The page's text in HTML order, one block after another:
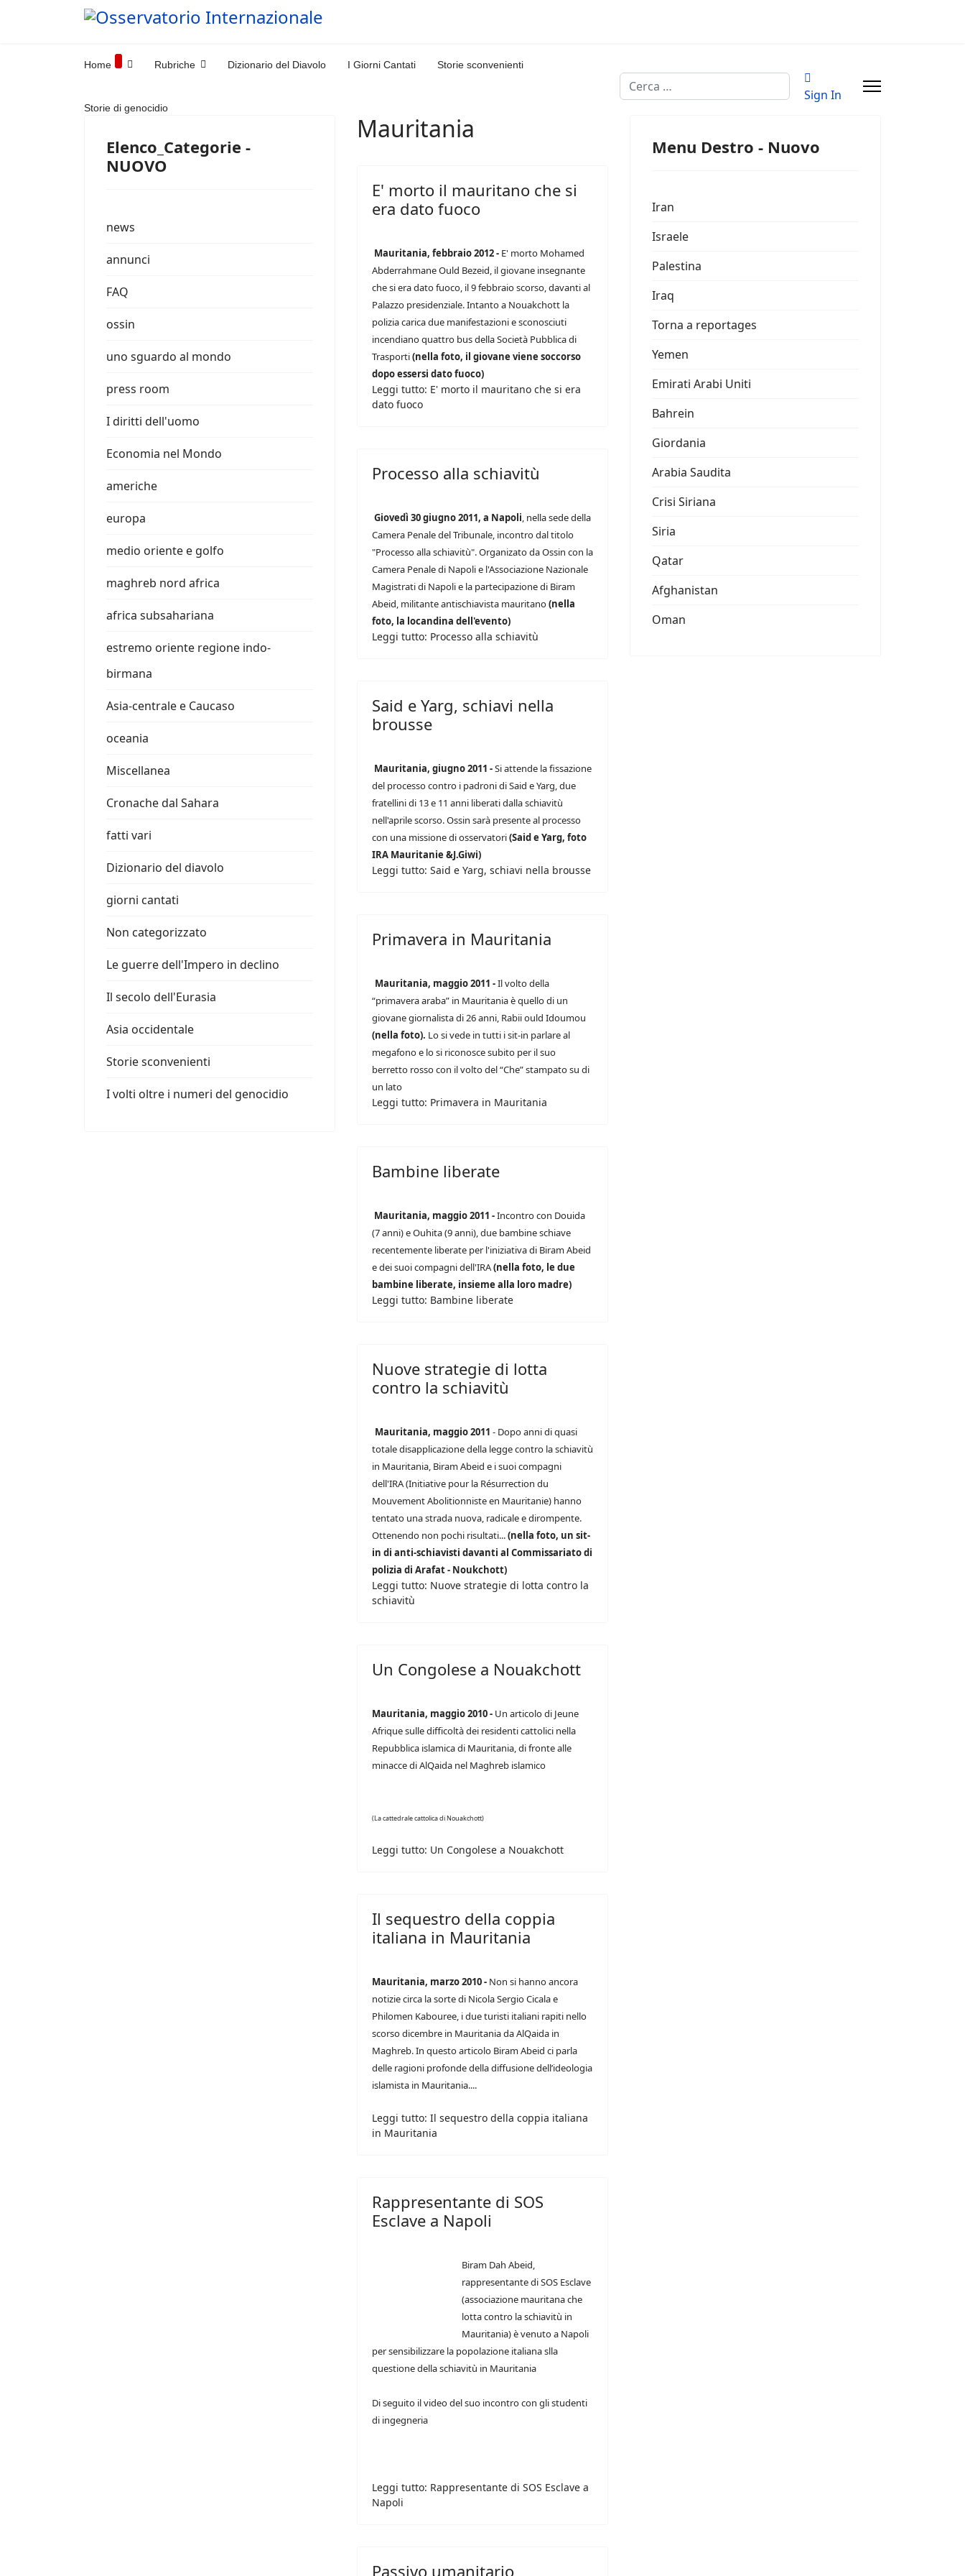
Home Rubriche Dizionario del Diavolo I Giorni Cantati Storie sconvenienti
Storie di genocidio
Cerca
Sign In
Elenco_Categorie -
NUOVO
news
annunci
FAQ
ossin
uno sguardo al mondo
press room
I diritti dell'uomo
Economia nel Mondo
americhe
europa
medio oriente e golfo
maghreb nord africa
africa subsahariana
estremo oriente regione indo-
birmana
Asia-centrale e Caucaso
oceania
Miscellanea
Cronache dal Sahara
fatti vari
Dizionario del diavolo
giorni cantati
Non categorizzato
Le guerre dell'Impero in declino
Il secolo dell'Eurasia
Asia occidentale
Storie sconvenienti
I volti oltre i numeri del genocidio
Mauritania
E' morto il mauritano che si
era dato fuoco
Mauritania, febbraio 2012 - E' morto Mohamed
Abderrahmane Ould Bezeid, il giovane insegnante
che si era dato fuoco, il 9 febbraio scorso, davanti al
Palazzo presidenziale. Intanto a Nouakchott la
polizia carica due manifestazioni e sconosciuti
incendiano quattro bus della Società Pubblica di
Trasporti(nella foto, il giovane viene soccorso
dopo essersi dato fuoco)
Leggi tutto: E' morto il mauritano che si era
dato fuoco
Processo alla schiavitù
Giovedì 30 giugno 2011, a Napoli, nella sede della
Camera Penale del Tribunale, incontro dal titolo
"Processo alla schiavitù". Organizato da Ossin con la
Camera Penale di Napoli e l'Associazione Nazionale
Magistrati di Napoli e la partecipazione di Biram
Abeid, militante antischiavista mauritano(nella
foto, la locandina dell'evento)
Leggi tutto: Processo alla schiavitù
Said e Yarg, schiavi nella
brousse
Mauritania, giugno 2011 -Si attende la fissazione
del processo contro i padroni di Said e Yarg, due
fratellini di 13 e 11 anni liberati dalla schiavitù
nell'aprile scorso. Ossin sarà presente al processo
con una missione di osservatori(Said e Yarg, foto
IRA Mauritanie &J.Giwi)
Leggi tutto: Said e Yarg, schiavi nella brousse
Primavera in Mauritania
Mauritania, maggio 2011 -Il volto della
“primavera araba” in Mauritania è quello di un
giovane giornalista di 26 anni, Rabii ould Idoumou
(nella foto). Lo si vede in tutti i sit-in parlare al
megafono e lo si riconosce subito per il suo
berretto rosso con il volto del “Che” stampato su di
un lato
Leggi tutto: Primavera in Mauritania
Bambine liberate
Mauritania, maggio 2011 -Incontro con Douida
(7 anni) e Ouhita (9 anni), due bambine schiave
recentemente liberate per l'iniziativa di Biram Abeid
e dei suoi compagni dell'IRA(nella foto, le due
bambine liberate, insieme alla loro madre)
Leggi tutto: Bambine liberate
Nuove strategie di lotta
contro la schiavitù
Mauritania, maggio 2011 - Dopo anni di quasi
totale disapplicazione della legge contro la schiavitù
in Mauritania, Biram Abeid e i suoi compagni
dell'IRA (Initiative pour la Résurrection du
Mouvement Abolitionniste en Mauritanie) hanno
tentato una strada nuova, radicale e dirompente.
Ottenendo non pochi risultati...(nella foto, un sit-
in di anti-schiavisti davanti al Commissariato di
polizia di Arafat - Noukchott)
Leggi tutto: Nuove strategie di lotta contro la
schiavitù
Un Congolese a Nouakchott
Mauritania, maggio 2010 - Un articolo di Jeune
Afrique sulle difficoltà dei residenti cattolici nella
Repubblica islamica di Mauritania, di fronte alle
minacce di AlQaida nel Maghreb islamico
(La cattedrale cattolica di Nouakchott)
Leggi tutto: Un Congolese a Nouakchott
Il sequestro della coppia
italiana in Mauritania
Mauritania, marzo 2010 - Non si hanno ancora
notizie circa la sorte di Nicola Sergio Cicala e
Philomen Kabouree, i due turisti italiani rapiti nello
scorso dicembre in Mauritania da AlQaida in
Maghreb. In questo articolo Biram Abeid ci parla
delle ragioni profonde della diffusione dell’ideologia
islamista in Mauritania....
Leggi tutto: Il sequestro della coppia italiana
in Mauritania
Rappresentante di SOS
Esclave a Napoli
Biram Dah Abeid,
rappresentante di SOS Esclave
(associazione mauritana che
lotta contro la schiavitù in
Mauritania) è venuto a Napoli
per sensibilizzare la popolazione italiana slla
questione della schiavitù in Mauritania
Di seguito il video del suo incontro con gli studenti
di ingegneria
Leggi tutto: Rappresentante di SOS Esclave a
Napoli
Passivo umanitario
Menu Destro - Nuovo
Iran
Israele
Palestina
Iraq
Torna a reportages
Yemen
Emirati Arabi Uniti
Bahrein
Giordania
Arabia Saudita
Crisi Siriana
Siria
Qatar
Afghanistan
Oman